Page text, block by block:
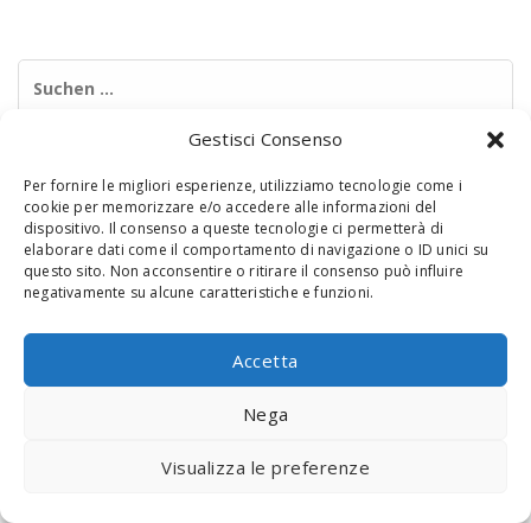
Gestisci Consenso
Per fornire le migliori esperienze, utilizziamo tecnologie come i
cookie per memorizzare e/o accedere alle informazioni del
dispositivo. Il consenso a queste tecnologie ci permetterà di
elaborare dati come il comportamento di navigazione o ID unici su
questo sito. Non acconsentire o ritirare il consenso può influire
negativamente su alcune caratteristiche e funzioni.
Accetta
Nega
Visualizza le preferenze
© 2020 Digital Touch Menu. Menu realizzato da